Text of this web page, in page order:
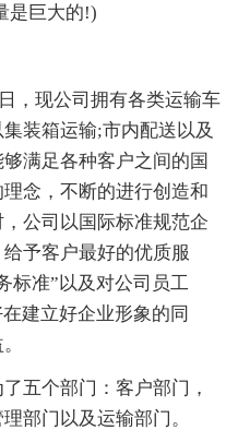
是巨大的!)
，现公司拥有各类运输车
装箱运输;市内配送以及
满足各种客户之间的国
念，不断的进行创造和
公司以国际标准规范企
予客户最好的优质服
标准”以及对公司员工
建立好企业形象的同
五个部门：客户部门，
部门以及运输部门。